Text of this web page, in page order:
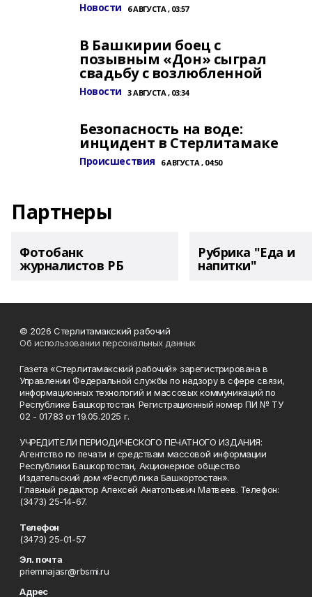
Новости 6 АВГУСТА , 03:57
В Башкирии боец с
позывным «Дон» сыграл
свадьбу с возлюбленной
Новости 3 АВГУСТА , 03:34
Безопасность на воде:
инцидент в Стерлитамаке
Происшествия 6 АВГУСТА , 04:50
Партнеры
Фотобанк
журналистов РБ
Рубрика "Еда и
напитки"
© 2026 Стерлитамакский рабочий
Об использовании персональных данных
Газета «Стерлитамакский рабочий» зарегистрирована в
Управлении Федеральной службы по надзору в сфере связи,
информационных технологий и массовых коммуникаций по
Республике Башкортостан. Регистрационный номер ПИ № ТУ
02 - 01783 от 19.05.2025 г.
УЧРЕДИТЕЛИ ПЕРИОДИЧЕСКОГО ПЕЧАТНОГО ИЗДАНИЯ:
Агентство по печати и средствам массовой информации
Республики Башкортостан, Акционерное общество
Издательский дом «Республика Башкортостан».
Главный редактор Алексей Анатольевич Матвеев. Телефон:
(3473) 25-14-67.
Телефон
(3473) 25-01-57
Эл. почта
priemnajasr@rbsmi.ru
Адрес